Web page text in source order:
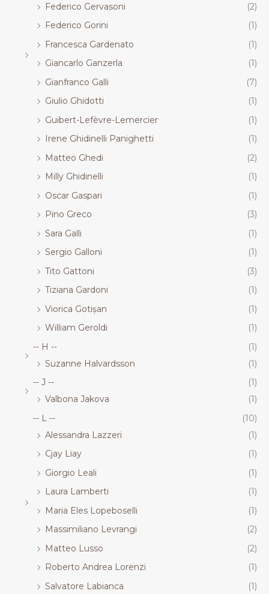
Federico Gervasoni
(2)
Federico Gorini
(1)
Francesca Gardenato
(1)
Giancarlo Ganzerla
(1)
Gianfranco Galli
(7)
Giulio Ghidotti
(1)
Guibert-Lefèvre-Lemercier
(1)
Irene Ghidinelli Panighetti
(1)
Matteo Ghedi
(2)
Milly Ghidinelli
(1)
Oscar Gaspari
(1)
Pino Greco
(3)
Sara Galli
(1)
Sergio Galloni
(1)
Tito Gattoni
(3)
Tiziana Gardoni
(1)
Viorica Gotișan
(1)
William Geroldi
(1)
-- H --
(1)
Suzanne Halvardsson
(1)
-- J --
(1)
Valbona Jakova
(1)
-- L --
(10)
Alessandra Lazzeri
(1)
Cjay Liay
(1)
Giorgio Leali
(1)
Laura Lamberti
(1)
Maria Eles Lopeboselli
(1)
Massimiliano Levrangi
(2)
Matteo Lusso
(2)
Roberto Andrea Lorenzi
(1)
Salvatore Labianca
(1)